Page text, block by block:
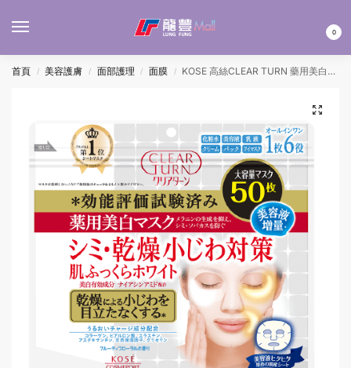
0
首頁 / 美容護膚 / 面部護理 / 面膜 / KOSE 高絲CLEAR TURN 藥用美白面膜(白) 50’S